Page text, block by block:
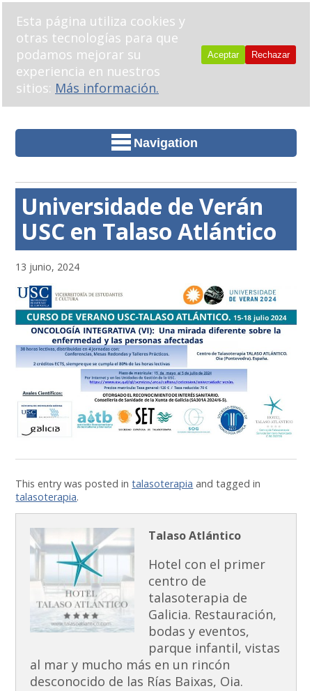
Navigation
Universidade de Verán
USC en Talaso Atlántico
13 junio, 2024
This entry was posted intalasoterapia and tagged in
talasoterapia.
Talaso Atlántico
Hotel con el primer
centro de
talasoterapia de
Galicia. Restauración,
bodas y eventos,
parque infantil, vistas
al mar y mucho más en un rincón
desconocido de las Rías Baixas, Oia.
Esta página utiliza cookies y
otras tecnologías para que
podamos mejorar su
experiencia en nuestros
sitios: Más información.
Aceptar Rechazar